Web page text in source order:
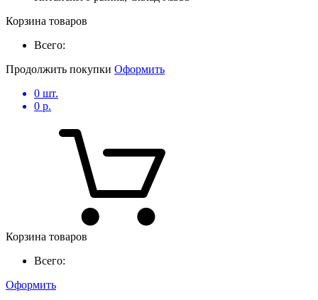
Корзина товаров
Всего:
Продолжить покупки Оформить
0 шт.
0 р.
Корзина товаров
Всего:
Оформить